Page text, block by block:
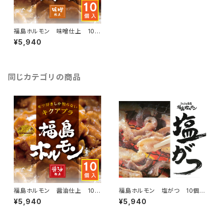
福島ホルモン 味噌仕上 10個
入り
¥5,940
同じカテゴリの商品
福島ホルモン 醤油仕上 10個
入り
¥5,940
福島ホルモン 塩がつ 10個入
り
¥5,940